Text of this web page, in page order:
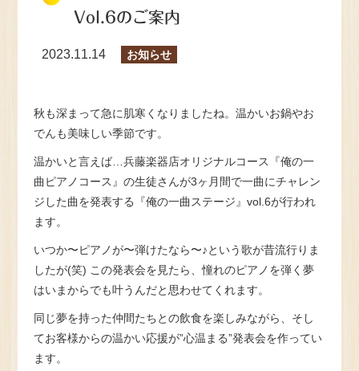
Vol.6のご案内
2023.11.14 お知らせ
秋も深まって急に肌寒くなりましたね。温かいお鍋やお
でんも美味しい季節です。
温かいと言えば…兵藤楽器店オリジナルコース『俺の一
曲ピアノコース』の生徒さんが3ヶ月間で一曲にチャレン
ジした曲を発表する『俺の一曲ステージ』vol.6が行われ
ます。
いつか〜ピアノが〜弾けたなら〜♪という歌が昔流行りま
したが(笑) この発表会を見たら、憧れのピアノを弾く夢
はいまからでも叶うんだと思わせてくれます。
同じ夢を持った仲間たちとの飲食を楽しみながら、そし
てお客様からの温かい応援が”心温まる”発表会を作ってい
ます。